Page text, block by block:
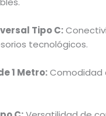
Tipo C:
tecnológicos.
1 Metro:Comodidad